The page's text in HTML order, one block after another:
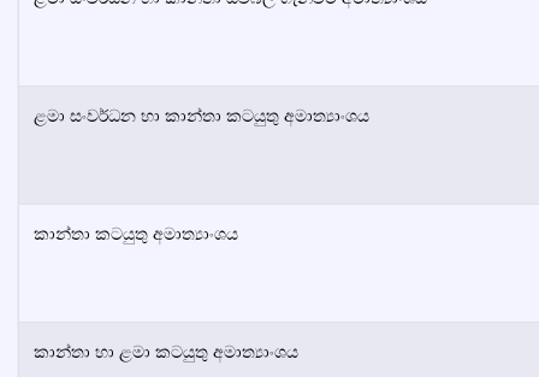
ළමා සංවර්ධන හා කාන්තා කටයුතු අමාත්‍යාංශය
කාන්තා කටයුතු අමාත්‍යාංශය
කාන්තා හා ළමා කටයුතු අමාත්‍යාංශය